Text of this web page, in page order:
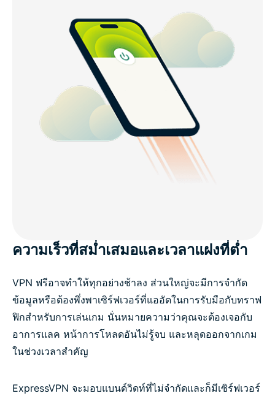
ความเร็วที่สม่ำเสมอและเวลาแฝงที่ต่ำ
VPN ฟรีอาจทำให้ทุกอย่างช้าลง ส่วนใหญ่จะมีการจำกัด
ข้อมูลหรือต้องพึ่งพาเซิร์ฟเวอร์ที่แออัดในการรับมือกับทราฟ
ฟิกสำหรับการเล่นเกม นั่นหมายความว่าคุณจะต้องเจอกับ
อาการแลค หน้าการโหลดอันไม่รู้จบ และหลุดออกจากเกม
ในช่วงเวลาสำคัญ
ExpressVPN จะมอบแบนด์วิดท์ที่ไม่จำกัดและก็มีเซิร์ฟเวอร์